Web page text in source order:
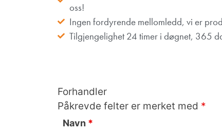
oss!
Ingen fordyrende mellomledd, vi er
Tilgjengelighet 24 timer i døgnet, 365
Forhandler
Påkrevde felter er merket med *
Navn *